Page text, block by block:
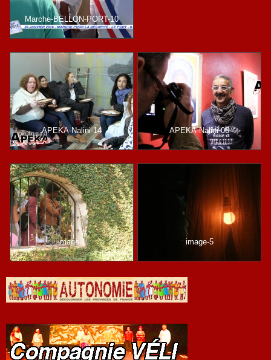
Marche-BELLON-PORT-10
APEKA-Nalini-14 APEKA-Nalini-06
image-1 image-5